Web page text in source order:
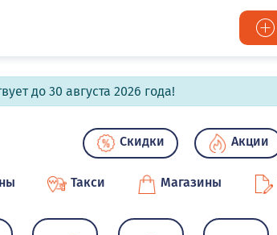
до 30 августа 2026 года!
Скидки Акции
Такси Магазины